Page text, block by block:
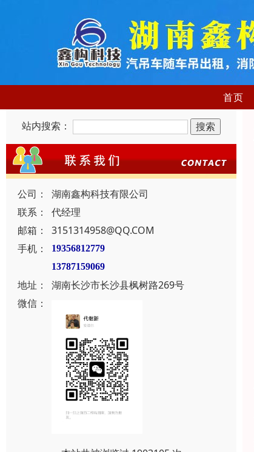
首页
站内搜索：
公司：
湖南鑫构科技有限公司
联系：
代经理
邮箱：
3151314958@QQ.COM
手机：
19356812779
13787159069
地址：
湖南长沙市长沙县枫树路269号
微信：